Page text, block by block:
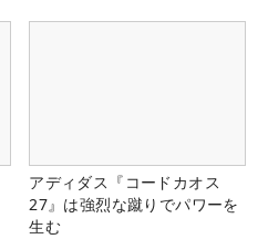
アディダス『コードカオス
27』は強烈な蹴りでパワーを
生む